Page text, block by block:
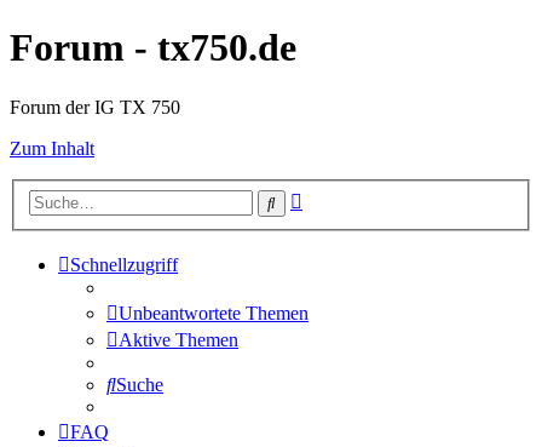
Forum - tx750.de
Forum der IG TX 750
Zum Inhalt
Suche
Schnellzugriff
Unbeantwortete Themen
Aktive Themen
Suche
FAQ